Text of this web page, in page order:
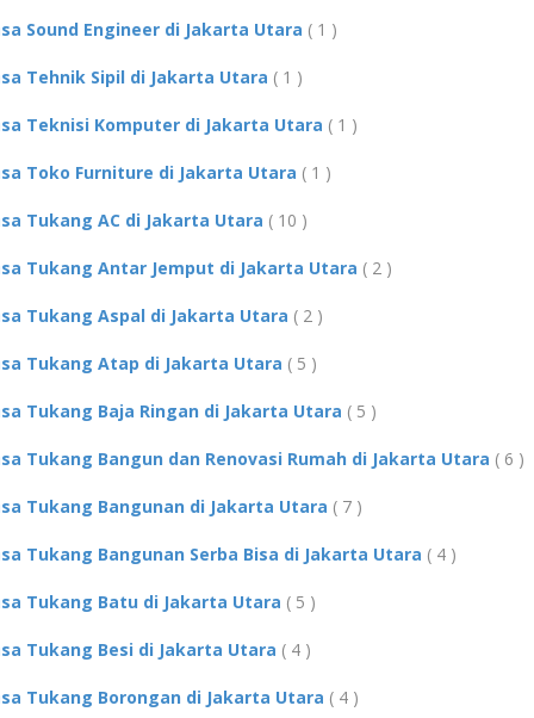
Sound Engineer di Jakarta Utara ( 1 )
Tehnik Sipil di Jakarta Utara ( 1 )
Teknisi Komputer di Jakarta Utara ( 1 )
Toko Furniture di Jakarta Utara ( 1 )
Tukang AC di Jakarta Utara ( 10 )
Tukang Antar Jemput di Jakarta Utara ( 2 )
Tukang Aspal di Jakarta Utara ( 2 )
Tukang Atap di Jakarta Utara ( 5 )
Tukang Baja Ringan di Jakarta Utara ( 5 )
Tukang Bangun dan Renovasi Rumah di Jakarta Utara ( 6 )
Tukang Bangunan di Jakarta Utara ( 7 )
Tukang Bangunan Serba Bisa di Jakarta Utara ( 4 )
Tukang Batu di Jakarta Utara ( 5 )
Tukang Besi di Jakarta Utara ( 4 )
Tukang Borongan di Jakarta Utara ( 4 )